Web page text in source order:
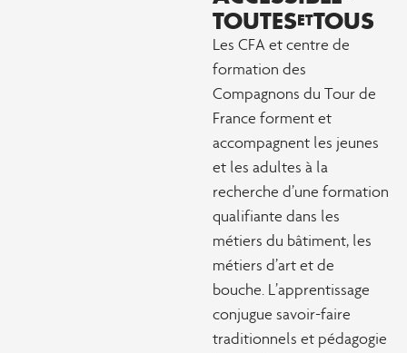
TOUTESETTOUS
Les CFA et centre de
formation des
Compagnons du Tour de
France forment et
accompagnent les jeunes
et les adultes à la
recherche d’une formation
qualifiante dans les
métiers du bâtiment, les
métiers d’art et de
bouche. L’apprentissage
conjugue savoir-faire
traditionnels et pédagogie